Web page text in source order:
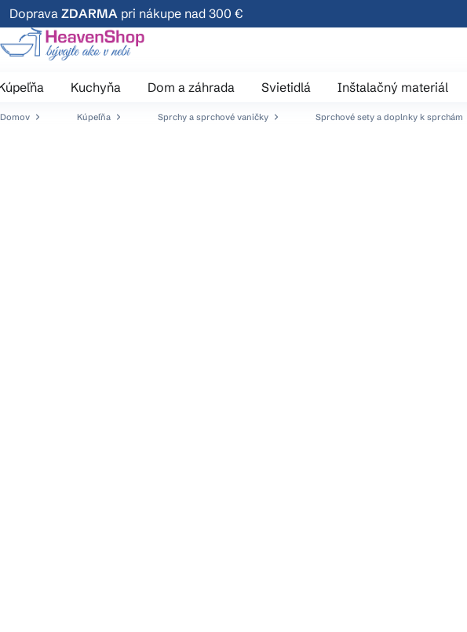
Prejsť
na
obsah
Doprava ZDARMA pri nákupe nad 300 €
Kuchyňa Dom a záhrada Svietidlá Inštalačný materiál
Domov Kúpeľňa Sprchy a sprchové vaničky Sprchové sety a doplnky k sprchám